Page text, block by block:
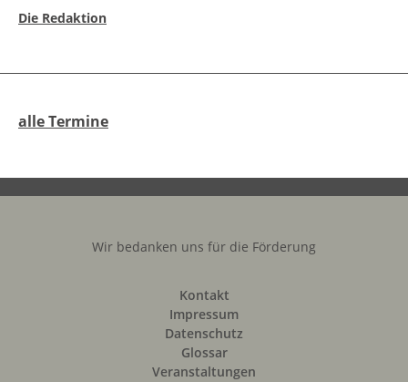
Die Redaktion
alle Termine
Wir bedanken uns für die Förderung
Kontakt
Impressum
Datenschutz
Glossar
Veranstaltungen